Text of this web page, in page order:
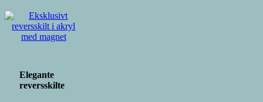
Elegante
reversskilte